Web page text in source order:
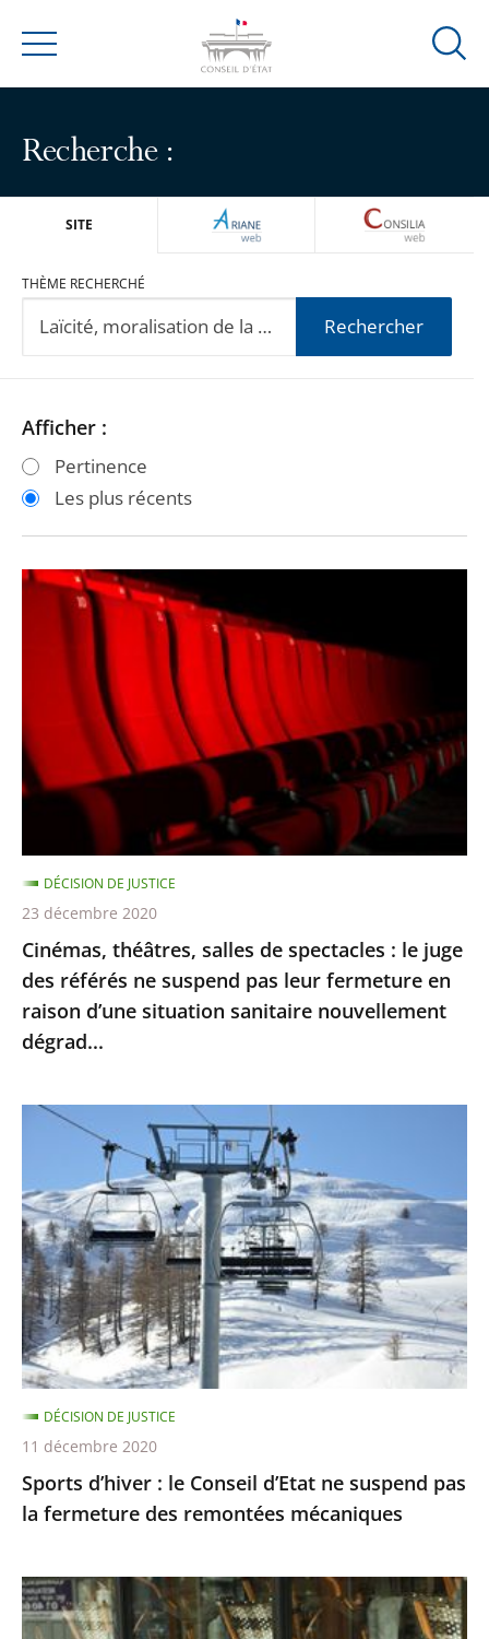
Menu
Ouvrir
Recherche :
SITE ARIANEWEB
THÈME RECHERCHÉ
Rechercher
Passer
les
filtres
après
Passer
les
filtres
avant
Afficher :
Pertinence
Les plus récents
Cinémas,
théâtres,
spectacles
:
le
juge
référés
ne
suspend
pas
leur
fermeture
en
d’une
situation
nouvellement
dégrad...
Cinémas, théâtres, salles de spectacles : le juge
des référés ne suspend pas leur fermeture en
raison d’une situation sanitaire nouvellement
dégrad...
DÉCISION DE JUSTICE
23 décembre 2020
Sports
le
Conseil
d’Etat
ne
suspend
pas
la
fermeture
des
remontées
mécaniques
Sports d’hiver : le Conseil d’Etat ne suspend pas
la fermeture des remontées mécaniques
DÉCISION DE JUSTICE
11 décembre 2020
Fermeture
des